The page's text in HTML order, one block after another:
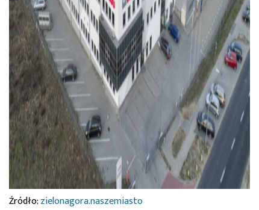
Źródło:zielonagora.naszemiasto